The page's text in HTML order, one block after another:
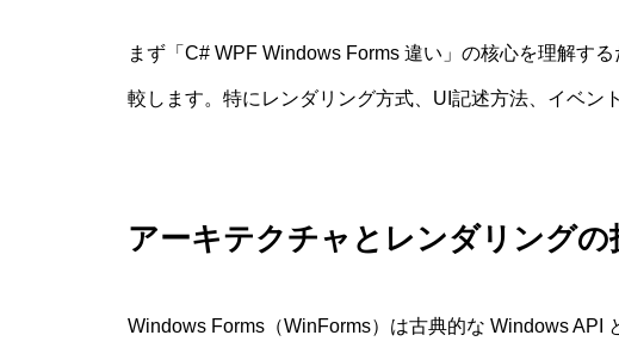
まず「C# WPF Windows Forms 違い」の核心を理解す
較します。特にレンダリング方式、UI記述方法、イベン
アーキテクチャとレンダリングの
Windows Forms（WinForms）は古典的な Windows API